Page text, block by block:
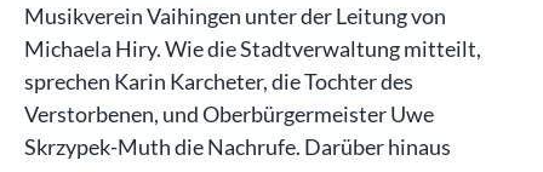
Musikverein Vaihingen unter der Leitung von
Michaela Hiry. Wie die Stadtverwaltung mitteilt,
sprechen Karin Karcheter, die Tochter des
Verstorbenen, und Oberbürgermeister Uwe
Skrzypek-Muth die Nachrufe. Darüber hinaus